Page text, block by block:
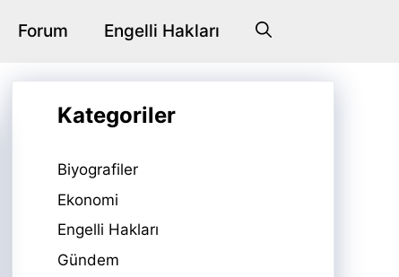
Forum Engelli Hakları
Kategoriler
Biyografiler
Ekonomi
Engelli Hakları
Gündem